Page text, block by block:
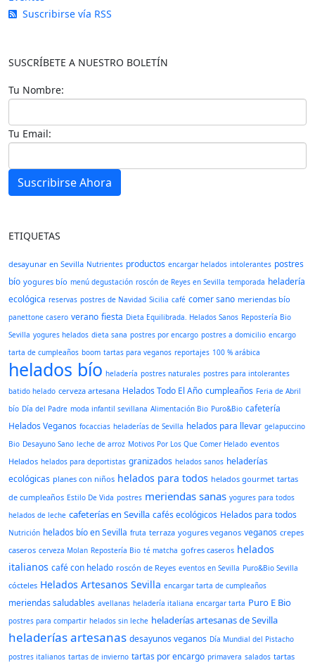
Suscribirse vía RSS
SUSCRÍBETE A NUESTRO BOLETÍN
Tu Nombre:
Tu Email:
Suscribirse Ahora
ETIQUETAS
desayunar en Sevilla Nutrientes productos encargar helados intolerantes postres
bío yogures bío menú degustación roscón de Reyes en Sevilla temporada heladería
ecológica reservas postres de Navidad Sicilia café comer sano meriendas bío
panettone casero verano fiesta Dieta Equilibrada. Helados Sanos Repostería Bio
Sevilla yogures helados dieta sana postres por encargo postres a domicilio encargo
tarta de cumpleaños boom tartas para veganos reportajes 100 % arábica
helados bío heladería postres naturales postres para intolerantes
batido helado cerveza artesana Helados Todo El Año cumpleaños Feria de Abril
bío Día del Padre moda infantil sevillana Alimentación Bio Puro&Bio cafetería
Helados Veganos focaccias heladerías de Sevilla helados para llevar gelapuccino
Bio Desayuno Sano leche de arroz Motivos Por Los Que Comer Helado eventos
Helados helados para deportistas granizados helados sanos heladerías
ecológicas planes con niños helados para todos helados gourmet tartas
de cumpleaños Estilo De Vida postres meriendas sanas yogures para todos
helados de leche cafeterías en Sevilla cafés ecológicos Helados para todos
Nutrición helados bío en Sevilla fruta terraza yogures veganos veganos crepes
caseros cerveza Molan Repostería Bio té matcha gofres caseros helados
italianos café con helado roscón de Reyes eventos en Sevilla Puro&Bio Sevilla
cócteles Helados Artesanos Sevilla encargar tarta de cumpleaños
meriendas saludables avellanas heladería italiana encargar tarta Puro E Bio
postres para compartir helados sin leche heladerías artesanas de Sevilla
heladerías artesanas desayunos veganos Día Mundial del Pistacho
postres italianos tartas de invierno tartas por encargo primavera salados tartas